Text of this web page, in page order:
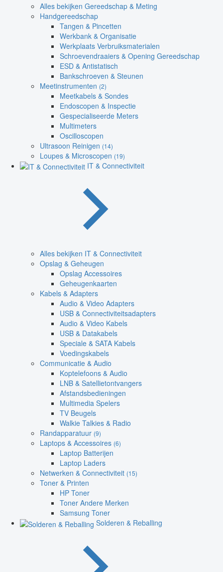
Alles bekijken Gereedschap & Meting
Handgereedschap
Tangen & Pincetten
Werkbank & Organisatie
Werkplaats Verbruiksmaterialen
Schroevendraaiers & Opening Gereedschap
ESD & Antistatisch
Bankschroeven & Steunen
Meetinstrumenten (2)
Meetkabels & Sondes
Endoscopen & Inspectie
Gespecialiseerde Meters
Multimeters
Oscilloscopen
Ultrasoon Reinigen (14)
Loupes & Microscopen (19)
IT & Connectiviteit
Alles bekijken IT & Connectiviteit
Opslag & Geheugen
Opslag Accessoires
Geheugenkaarten
Kabels & Adapters
Audio & Video Adapters
USB & Connectiviteitsadapters
Audio & Video Kabels
USB & Datakabels
Speciale & SATA Kabels
Voedingskabels
Communicatie & Audio
Koptelefoons & Audio
LNB & Satellietontvangers
Afstandsbedieningen
Multimedia Spelers
TV Beugels
Walkie Talkies & Radio
Randapparatuur (9)
Laptops & Accessoires (6)
Laptop Batterijen
Laptop Laders
Netwerken & Connectiviteit (15)
Toner & Printen
HP Toner
Toner Andere Merken
Samsung Toner
Solderen & Reballing